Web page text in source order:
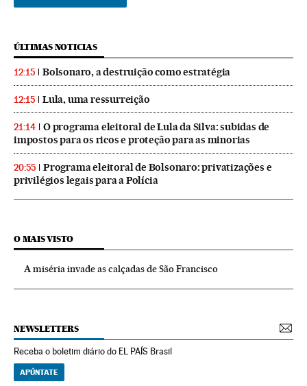
ÚLTIMAS NOTICIAS
12:15 Bolsonaro, a destruição como estratégia
12:15 Lula, uma ressurreição
21:14
O programa eleitoral de Lula da Silva: subidas de
impostos para os ricos e proteção para as minorias
20:55
Programa eleitoral de Bolsonaro: privatizações e
privilégios legais para a Polícia
O MAIS VISTO
A miséria invade as calçadas de São Francisco
NEWSLETTERS
Receba o boletim diário do EL PAÍS Brasil
APÚNTATE